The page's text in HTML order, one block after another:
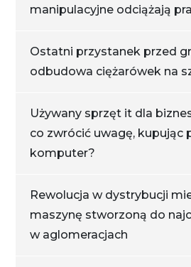
manipulacyjne odciążają
Ostatni przystanek przed
odbudowa ciężarówek na
Używany sprzęt it dla
co zwrócić uwagę, kupując
komputer?
Rewolucja w dystrybucji
maszynę stworzoną do
w aglomeracjach